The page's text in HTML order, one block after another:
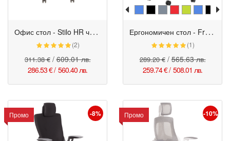
О
фис стол - Stilo HR черен
(2)
311.38 €/609.01 лв.
286.53 €/ 560.40 лв.
Е
ргономичен стол - Fredo черен
(1)
289.20 €/565.63 лв.
259.74 €/ 508.01 лв.
Промо -8% Промо -10%